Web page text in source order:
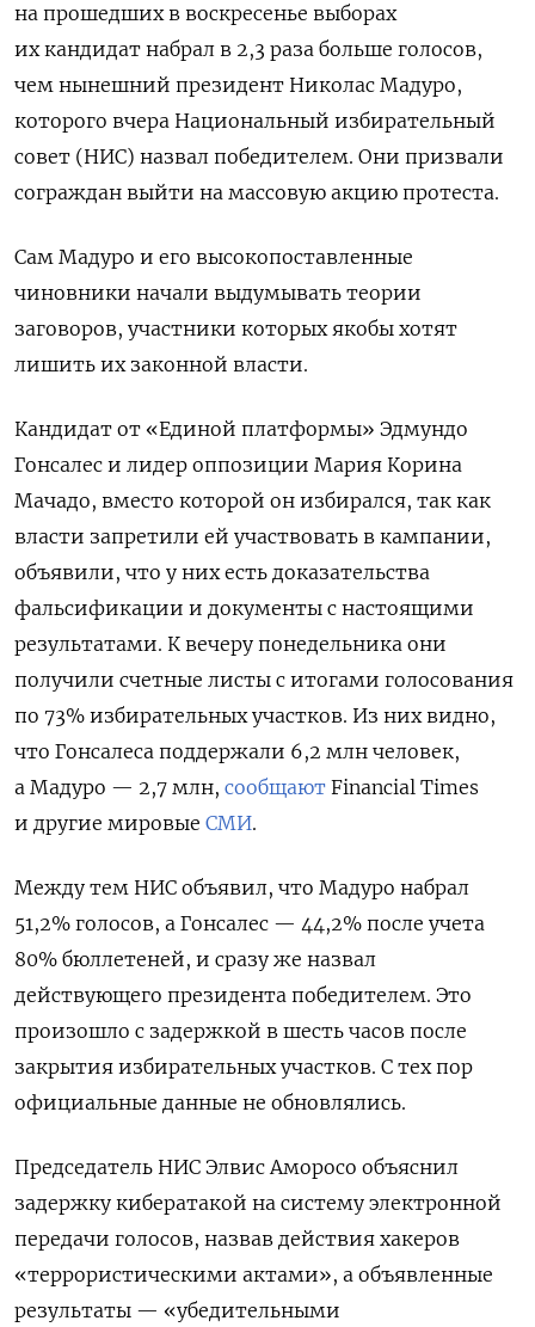
на прошедших в воскресенье выборах
их кандидат набрал в 2,3 раза больше голосов,
чем нынешний президент Николас Мадуро,
которого вчера Национальный избирательный
совет (НИС) назвал победителем. Они призвали
сограждан выйти на массовую акцию протеста.
Сам Мадуро и его высокопоставленные
чиновники начали выдумывать теории
заговоров, участники которых якобы хотят
лишить их законной власти.
Кандидат от «Единой платформы» Эдмундо
Гонсалес и лидер оппозиции Мария Корина
Мачадо, вместо которой он избирался, так как
власти запретили ей участвовать в кампании,
объявили, что у них есть доказательства
фальсификации и документы с настоящими
результатами. К вечеру понедельника они
получили счетные листы с итогами голосования
по 73% избирательных участков. Из них видно,
что Гонсалеса поддержали 6,2 млн человек,
а Мадуро — 2,7 млн, сообщают Financial Times
и другие мировые СМИ.
Между тем НИС объявил, что Мадуро набрал
51,2% голосов, а Гонсалес — 44,2% после учета
80% бюллетеней, и сразу же назвал
действующего президента победителем. Это
произошло с задержкой в шесть часов после
закрытия избирательных участков. С тех пор
официальные данные не обновлялись.
Председатель НИС Элвис Аморосо объяснил
задержку кибератакой на систему электронной
передачи голосов, назвав действия хакеров
«террористическими актами», а объявленные
результаты — «убедительными